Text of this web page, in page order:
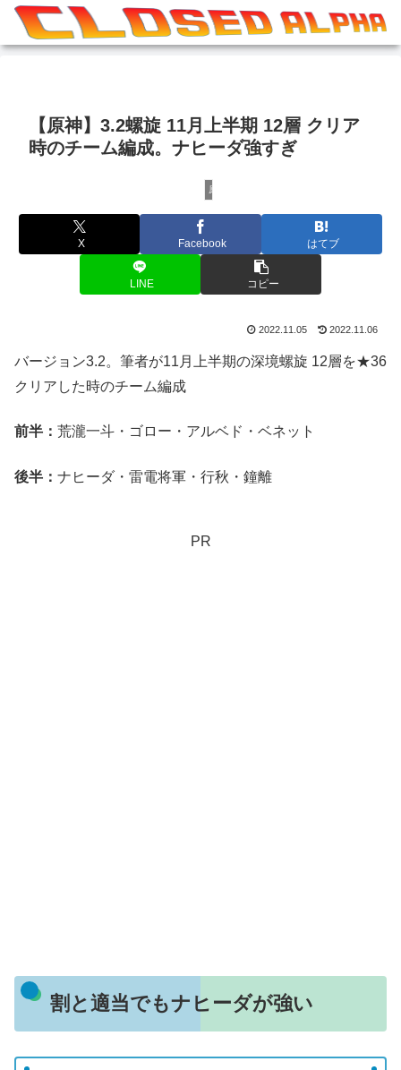
【原神】3.2螺旋 11月上半期 12層 クリア
時のチーム編成。ナヒーダ強すぎ
原神
X Facebook はてブ
LINE コピー
2022.11.05 2022.11.06
バージョン3.2。筆者が11月上半期の深境螺旋 12層を★36
クリアした時のチーム編成
前半： 荒瀧一斗・ゴロー・アルベド・ベネット
後半： ナヒーダ・雷電将軍・行秋・鐘離
PR
割と適当でもナヒーダが強い